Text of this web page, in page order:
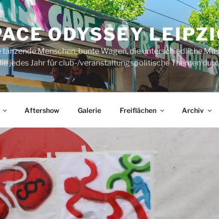
ODYSSEY
Menschen, bunte Wagen, die unterschiedliche
jedes Jahr für club-/veranstaltungspolitische Themen
Aftershow Galerie Freiflächen Archiv